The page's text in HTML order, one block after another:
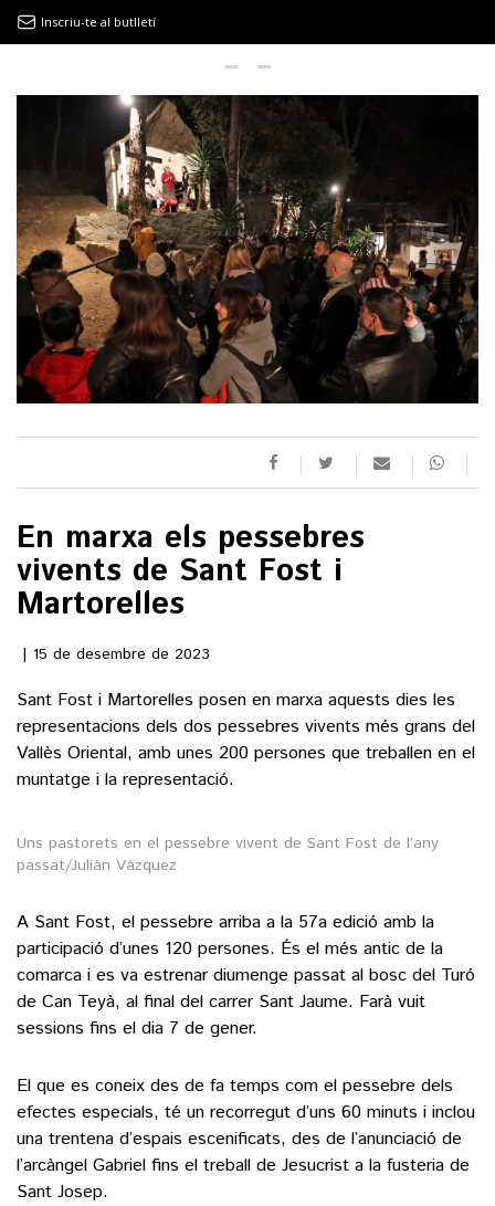
9MAGAZÍN
EL CLÀSSIC | ALBERT PLA
“LA VIDA ÉS COM LA MAR: SEMPRE BUSCA L’EQUILIBRI”
NOVETATS DISCOGRÀFIQUES
EL CLÀSSIC | ELS 3 TAMBORS
TEMÀTIQUES
()
SOCIETAT
ECONOMIA
VEURE TOTES
FUTBOL
HOQUEI PATINS
VEURE TOTES
CULTURA
ARTS ESCÈNIQUES
VEURE TOTES
FOTOGALERIES
AGENDA
BLOGOSFERA
Inscriu-te al butlletí
En marxa els pessebres
vivents de Sant Fost i
Martorelles
15 de desembre de 2023
Sant Fost i Martorelles posen en marxa aquests dies les
representacions dels dos pessebres vivents més grans del
Vallès Oriental, amb unes 200 persones que treballen en el
muntatge i la representació.
Uns pastorets en el pessebre vivent de Sant Fost de l’any
passat/Julián Vázquez
A Sant Fost, el pessebre arriba a la 57a edició amb la
participació d’unes 120 persones. És el més antic de la
comarca i es va estrenar diumenge passat al bosc del Turó
de Can Teyà, al final del carrer Sant Jaume. Farà vuit
sessions fins el dia 7 de gener.
El que es coneix des de fa temps com el pessebre dels
efectes especials, té un recorregut d’uns 60 minuts i inclou
una trentena d’espais escenificats, des de l’anunciació de
l’arcàngel Gabriel fins el treball de Jesucrist a la fusteria de
Sant Josep.